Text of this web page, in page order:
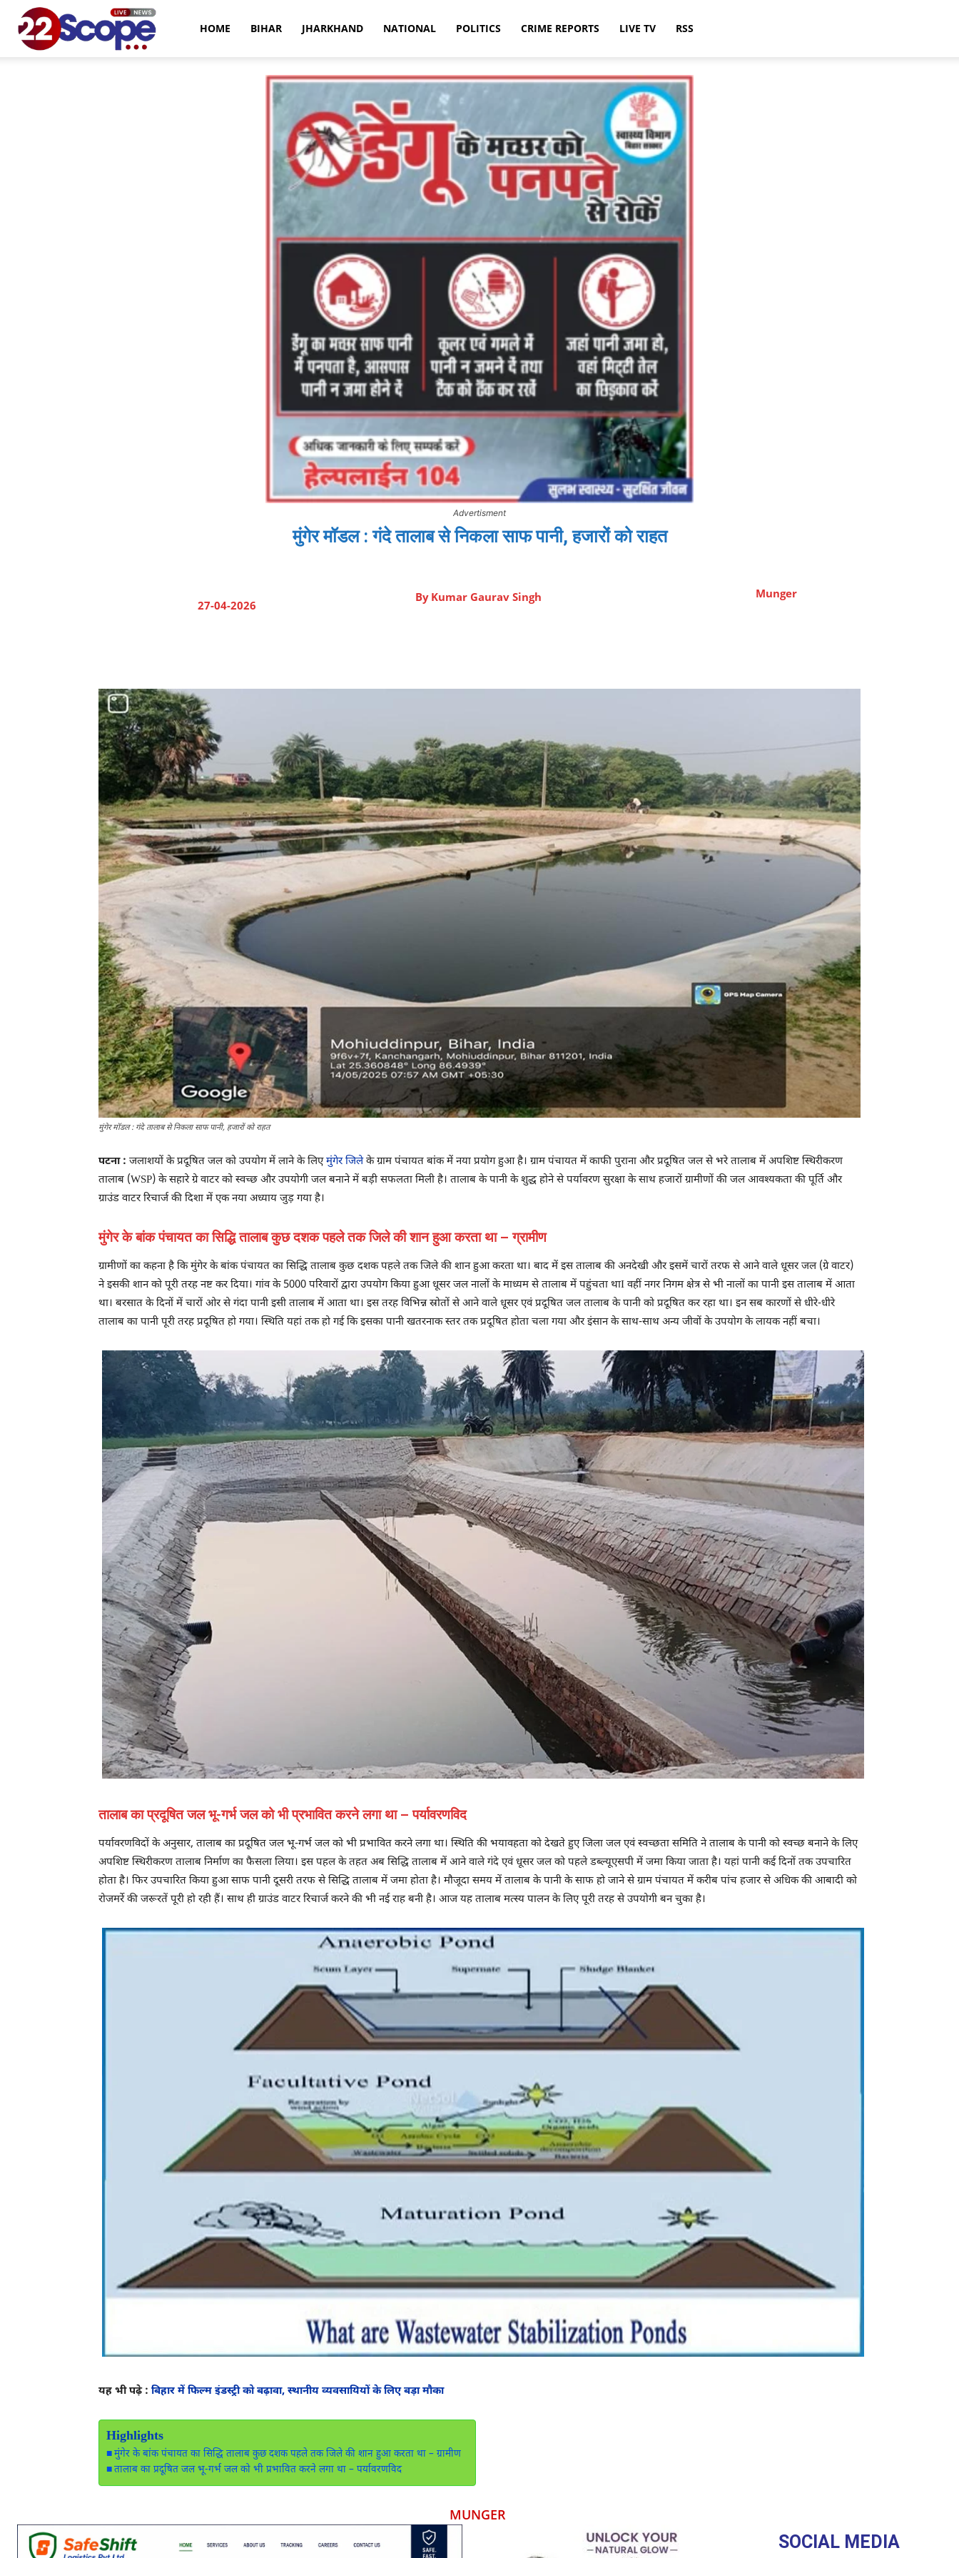
HOME BIHAR JHARKHAND NATIONAL POLITICS CRIME REPORTS LIVE TV RSS
Advertisment
मुंगेर मॉडल : गंदे तालाब से निकला साफ पानी, हजारों को राहत
27-04-2026
By Kumar Gaurav Singh Munger
मुंगेर मॉडल : गंदे तालाब से निकला साफ पानी, हजारों को राहत
पटना : जलाशयों के प्रदूषित जल को उपयोग में लाने के लिएमुंगेर जिलेके ग्राम पंचायत बांक में नया प्रयोग हुआ है। ग्राम पंचायत में काफी पुराना और प्रदूषित जल से भरे तालाब में अपशिष्ट स्थिरीकरण
तालाब (WSP) के सहारे ग्रे वाटर को स्वच्छ और उपयोगी जल बनाने में बड़ी सफलता मिली है। तालाब के पानी के शुद्ध होने से पर्यावरण सुरक्षा के साथ हजारों ग्रामीणों की जल आवश्यकता की पूर्ति और
ग्राउंड वाटर रिचार्ज की दिशा में एक नया अध्याय जुड़ गया है।
मुंगेर के बांक पंचायत का सिद्धि तालाब कुछ दशक पहले तक जिले की शान हुआ करता था – ग्रामीण
ग्रामीणों का कहना है कि मुंगेर के बांक पंचायत का सिद्धि तालाब कुछ दशक पहले तक जिले की शान हुआ करता था। बाद में इस तालाब की अनदेखी और इसमें चारों तरफ से आने वाले धूसर जल (ग्रे वाटर)
ने इसकी शान को पूरी तरह नष्ट कर दिया। गांव के 5000 परिवारों द्वारा उपयोग किया हुआ धूसर जल नालों के माध्यम से तालाब में पहुंचता थाI वहीं नगर निगम क्षेत्र से भी नालों का पानी इस तालाब में आता
था। बरसात के दिनों में चारों ओर से गंदा पानी इसी तालाब में आता था। इस तरह विभिन्न स्रोतों से आने वाले धूसर एवं प्रदूषित जल तालाब के पानी को प्रदूषित कर रहा था। इन सब कारणों से धीरे-धीरे
तालाब का पानी पूरी तरह प्रदूषित हो गया। स्थिति यहां तक हो गई कि इसका पानी खतरनाक स्तर तक प्रदूषित होता चला गया और इंसान के साथ-साथ अन्य जीवों के उपयोग के लायक नहीं बचा।
तालाब का प्रदूषित जल भू-गर्भ जल को भी प्रभावित करने लगा था – पर्यावरणविद
पर्यावरणविदों के अनुसार, तालाब का प्रदूषित जल भू-गर्भ जल को भी प्रभावित करने लगा था। स्थिति की भयावहता को देखते हुए जिला जल एवं स्वच्छता समिति ने तालाब के पानी को स्वच्छ बनाने के लिए
अपशिष्ट स्थिरीकरण तालाब निर्माण का फैसला लिया। इस पहल के तहत अब सिद्धि तालाब में आने वाले गंदे एवं धूसर जल को पहले डब्ल्यूएसपी में जमा किया जाता है। यहां पानी कई दिनों तक उपचारित
होता है। फिर उपचारित किया हुआ साफ पानी दूसरी तरफ से सिद्धि तालाब में जमा होता है। मौजूदा समय में तालाब के पानी के साफ हो जाने से ग्राम पंचायत में करीब पांच हजार से अधिक की आबादी को
रोजमर्रे की जरूरतें पूरी हो रही हैं। साथ ही ग्राउंड वाटर रिचार्ज करने की भी नई राह बनी है। आज यह तालाब मत्स्य पालन के लिए पूरी तरह से उपयोगी बन चुका है।
यह भी पढ़े : बिहार में फिल्म इंडस्ट्री को बढ़ावा, स्थानीय व्यवसायियों के लिए बड़ा मौका
Highlights
मुंगेर के बांक पंचायत का सिद्धि तालाब कुछ दशक पहले तक जिले की शान हुआ करता था – ग्रामीण
तालाब का प्रदूषित जल भू-गर्भ जल को भी प्रभावित करने लगा था – पर्यावरणविद
MUNGER
SOCIAL MEDIA